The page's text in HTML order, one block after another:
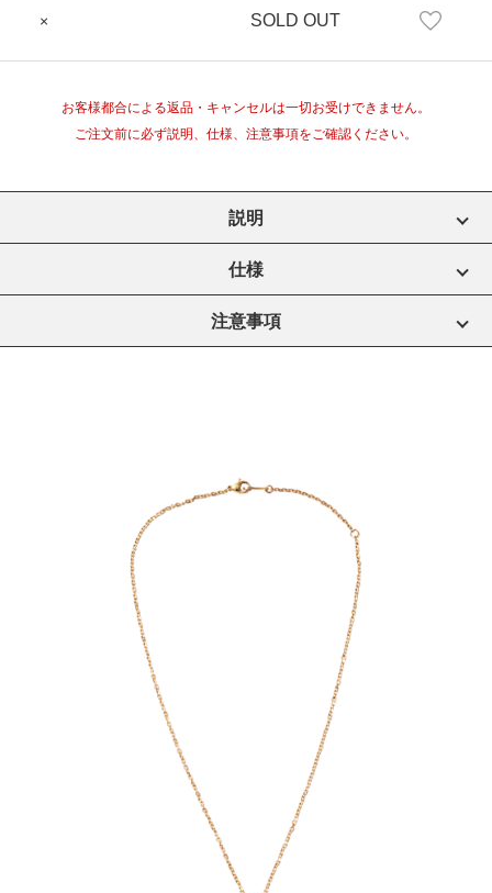
× SOLD OUT
お客様都合による返品・キャンセルは一切お受けできません。
ご注文前に必ず説明、仕様、注意事項をご確認ください。
説明
仕様
注意事項